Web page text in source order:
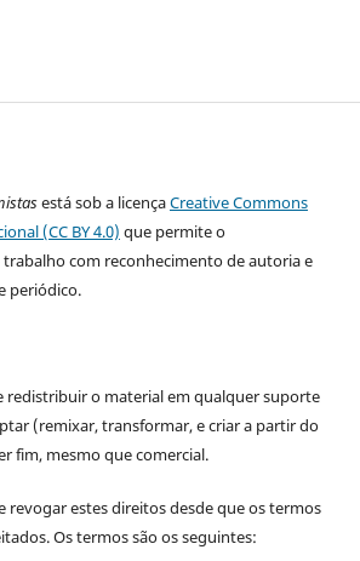
está sob a licençaCreative Commons
(CC BY 4.0) que permite o
com reconhecimento de autoria e
periódico.
redistribuir o material em qualquer suporte
(remixar, transformar, e criar a partir do
fim, mesmo que comercial.
revogar estes direitos desde que os termos
Os termos são os seguintes: